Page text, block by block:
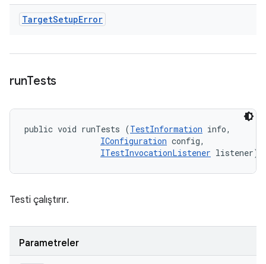
TargetSetupError
runTests
public void runTests (TestInformation info,
IConfiguration config,
ITestInvocationListener listener)
Testi çalıştırır.
Parametreler